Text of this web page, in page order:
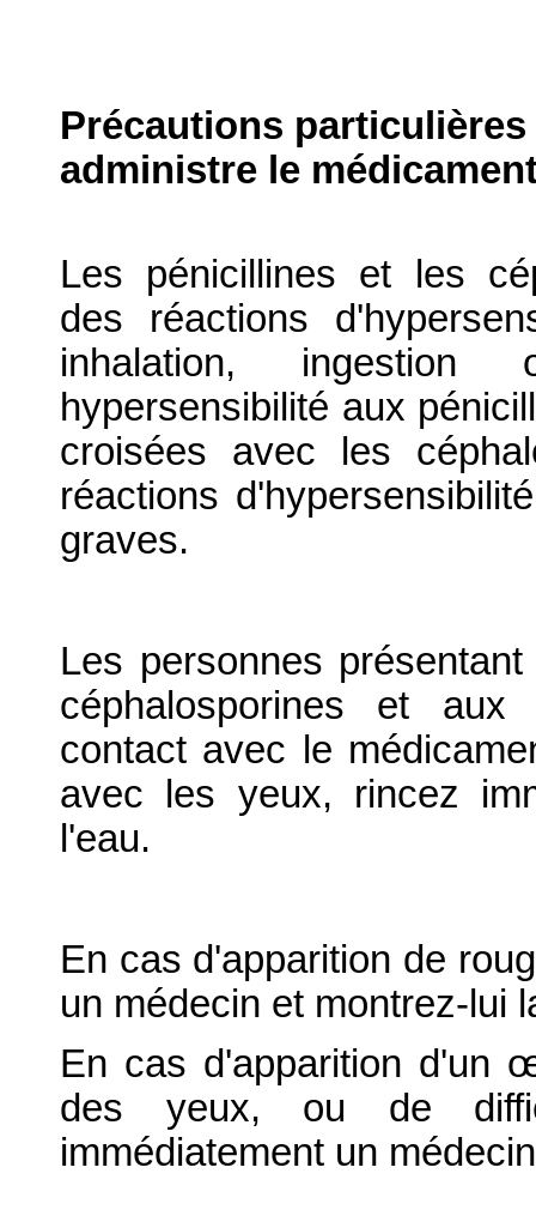
Précautions
administre le
Les pénicillines et les
des réactions
inhalation,
hypersensibilité aux
croisées avec les
réactions
graves.
Les personnes
céphalosporines et
contact avec le
avec les yeux, rincez
l'eau.
En cas d'apparition de
un médecin et montrez-lui
En cas d'apparition d'un
des yeux, ou de
immédiatement un